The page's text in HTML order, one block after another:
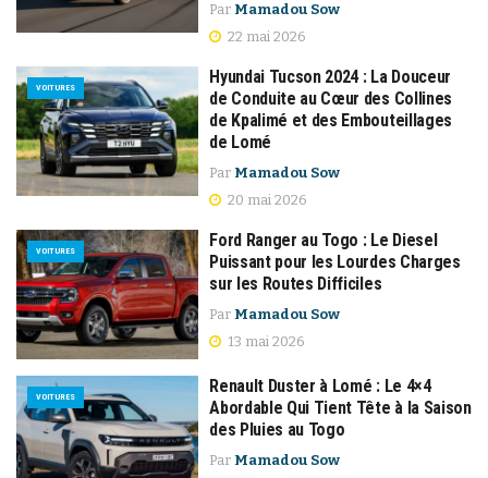
Par Mamadou Sow
22 mai 2026
VOITURES
Hyundai Tucson 2024 : La Douceur
de Conduite au Cœur des Collines
de Kpalimé et des Embouteillages
de Lomé
Par Mamadou Sow
20 mai 2026
VOITURES
Ford Ranger au Togo : Le Diesel
Puissant pour les Lourdes Charges
sur les Routes Difficiles
Par Mamadou Sow
13 mai 2026
VOITURES
Renault Duster à Lomé : Le 4×4
Abordable Qui Tient Tête à la Saison
des Pluies au Togo
Par Mamadou Sow